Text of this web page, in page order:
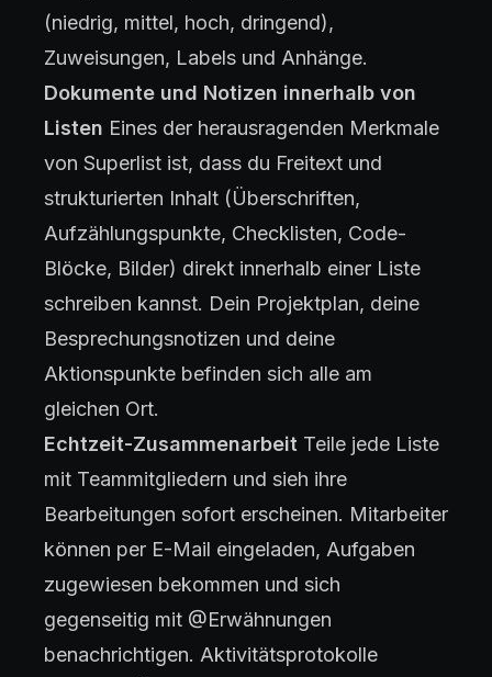
(niedrig, mittel, hoch, dringend),
Zuweisungen, Labels und Anhänge.
Dokumente und Notizen innerhalb von
Listen Eines der herausragenden Merkmale
von Superlist ist, dass du Freitext und
strukturierten Inhalt (Überschriften,
Aufzählungspunkte, Checklisten, Code-
Blöcke, Bilder) direkt innerhalb einer Liste
schreiben kannst. Dein Projektplan, deine
Besprechungsnotizen und deine
Aktionspunkte befinden sich alle am
gleichen Ort.
Echtzeit-Zusammenarbeit Teile jede Liste
mit Teammitgliedern und sieh ihre
Bearbeitungen sofort erscheinen. Mitarbeiter
können per E-Mail eingeladen, Aufgaben
zugewiesen bekommen und sich
gegenseitig mit @Erwähnungen
benachrichtigen. Aktivitätsprotokolle